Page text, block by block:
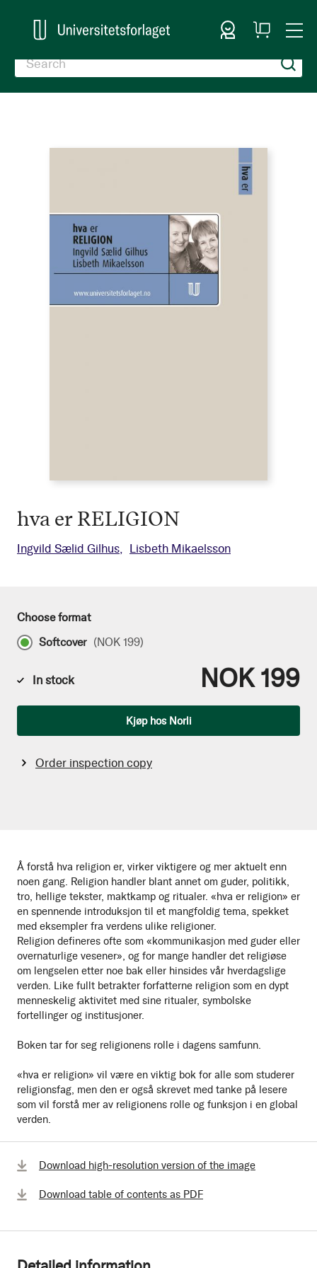
Sign In
My
Cart
hva er RELIGION
Ingvild Sælid Gilhus Lisbeth Mikaelsson
Å forstå hva religion er, virker viktigere og mer aktuelt enn
noen gang. Religion handler blant annet om guder, politikk,
tro, hellige tekster, maktkamp og ritualer. «hva er religion» er
en spennende introduksjon til et mangfoldig tema, spekket
med eksempler fra verdens ulike religioner.
Religion defineres ofte som «kommunikasjon med guder eller
overnaturlige vesener», og for mange handler det religiøse
om lengselen etter noe bak eller hinsides vår hverdagslige
verden. Like fullt betrakter forfatterne religion som en dypt
menneskelig aktivitet med sine ritualer, symbolske
fortellinger og institusjoner.
Boken tar for seg religionens rolle i dagens samfunn.
«hva er religion» vil være en viktig bok for alle som studerer
religionsfag, men den er også skrevet med tanke på lesere
som vil forstå mer av religionens rolle og funksjon i en global
verden.
Choose format
Softcover (NOK 199)
In stock NOK 199
Kjøp hos Norli
Order inspection copy
Download high-resolution version of the image
Download table of contents as PDF